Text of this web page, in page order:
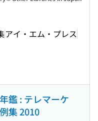
アイ・エム・プレス
鑑 : テレマーケ
集 2010